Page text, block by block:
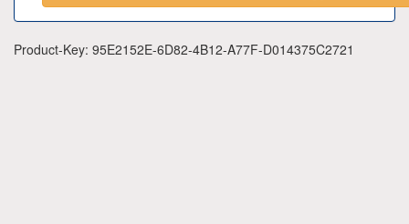
Product-Key: 95E2152E-6D82-4B12-A77F-D014375C2721